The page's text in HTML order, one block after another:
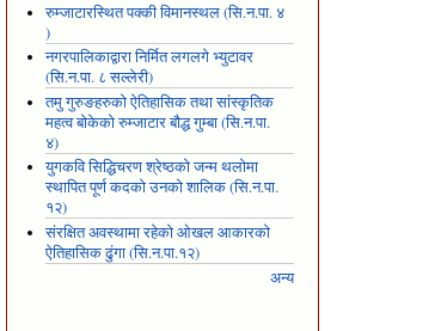
रुम्जाटारस्थित पक्की विमानस्थल (सि.न.पा. ४
)
नगरपालिकाद्वारा निर्मित लगलगे भ्युटावर
(सि.न.पा. ८ सल्लेरी)
तमु गुरुङहरुको ऐतिहासिक तथा सांस्कृतिक
महत्व बोकेको रुम्जाटार बौद्ध गुम्बा (सि.न.पा.
४)
युगकवि सिद्धिचरण श्रेष्ठको जन्म थलोमा
स्थापित पूर्ण कदको उनको शालिक (सि.न.पा.
१२)
संरक्षित अवस्थामा रहेको ओखल आकारको
ऐतिहासिक ढुंगा (सि.न.पा.१२)
अन्य